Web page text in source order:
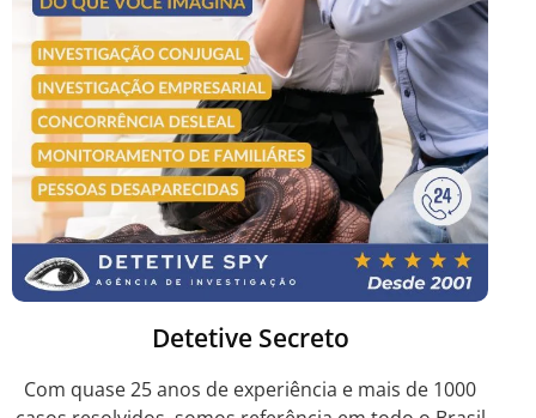
Detetive Secreto
Com quase 25 anos de experiência e mais de 1000